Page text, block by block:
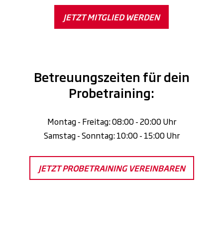
JETZT MITGLIED WERDEN
Betreuungszeiten für dein
Probetraining:
Montag - Freitag: 08:00 - 20:00 Uhr
Samstag - Sonntag: 10:00 - 15:00 Uhr
JETZT PROBETRAINING VEREINBAREN